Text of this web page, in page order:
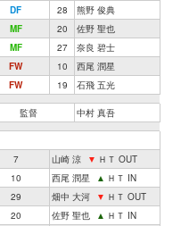
DF 28
熊野 俊典
MF 20
佐野 聖也
MF 27
奈良 碧士
FW 10
西尾 潤星
FW 19 石飛 五光
監督 中村 真吾
7 山崎 涼 ▼ ＨＴ OUT
10 西尾 潤星 ▲ ＨＴ IN
29 畑中 大河 ▼ ＨＴ OUT
20 佐野 聖也 ▲ ＨＴ IN